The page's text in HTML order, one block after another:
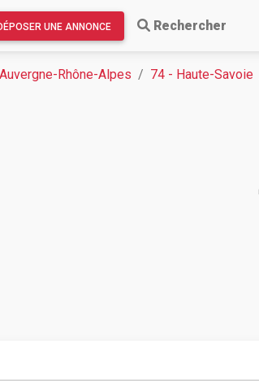
UNE ANNONCE Rechercher
Auvergne-Rhône-Alpes 74 - Haute-Savoie